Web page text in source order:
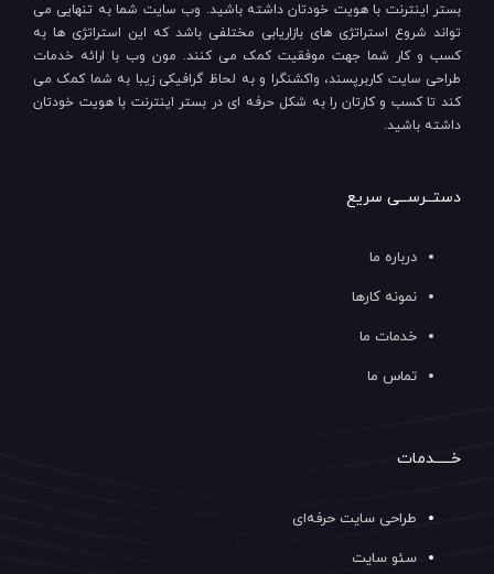
بستر اینترنت با هویت خودتان داشته باشید. وب سایت شما به تنهایی می
تواند شروع استراتژی های بازاریابی مختلفی باشد که این استراتژی ها به
کسب و کار شما جهت موفقیت کمک می کنند. مون وب با ارائه خدمات
طراحی سایت کاربرپسند، واکشنگرا و به لحاظ گرافیکی زیبا به شما کمک می
کند تا کسب و کارتان را به شکل حرفه ای در بستر اینترنت با هویت خودتان
داشته باشید.
دستــرســی سریع
درباره ما
نمونه کارها
خدمات ما
تماس ما
خـــــدمات
طراحی سایت حرفه‌ای
سئو سایت